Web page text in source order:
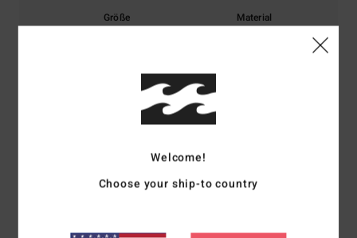
Größe
Material
Farbe
4.3
5/5
Welcome!
Choose your ship-to country